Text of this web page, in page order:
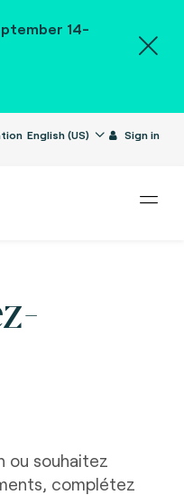
14-
English (US) Sign in
ou souhaitez
complétez